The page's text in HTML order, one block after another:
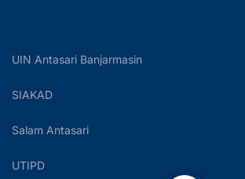
UIN Antasari Banjarmasin
SIAKAD
Salam Antasari
UTIPD